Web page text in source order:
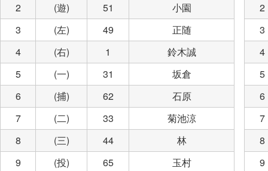
2
(遊) 51
小園
3
(左) 49
正随
4
(右) 1
鈴木誠
5
(一) 31
坂倉
6
(捕) 62
石原
7
(二) 33
菊池涼
8
(三) 44
林
9
(投) 65 玉村
2
3
4
5
6
7
8
9